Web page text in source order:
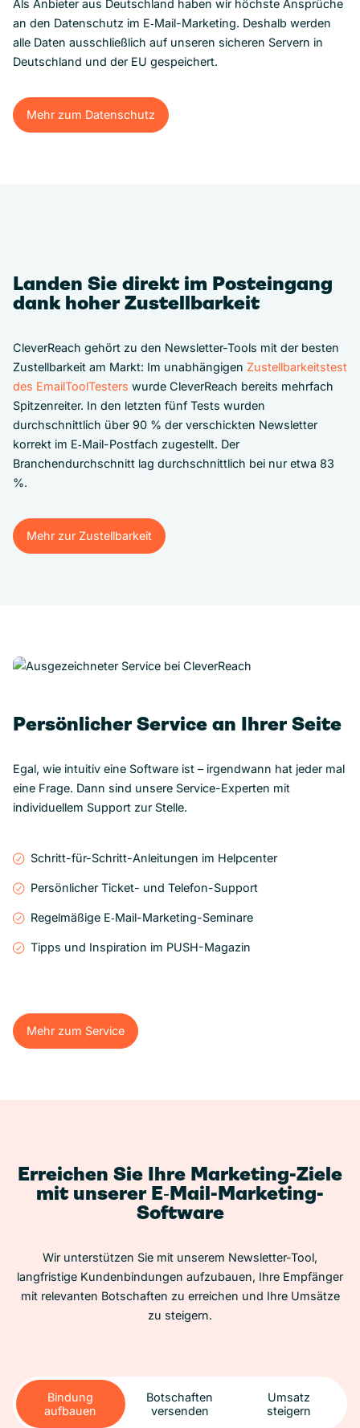
Als Anbieter aus Deutschland haben wir höchste Ansprüche
an den Datenschutz im E‑Mail-Marketing. Deshalb werden
alle Daten ausschließlich auf unseren sicheren Servern in
Deutschland und der EU gespeichert.
Mehr zum Datenschutz
Mehr zum Datenschutz
Landen Sie direkt im Posteingang
dank hoher Zustellbarkeit
CleverReach gehört zu den Newsletter-Tools mit der besten
Zustellbarkeit am Markt: Im unabhängigen Zustellbarkeitstest
des EmailToolTesters wurde CleverReach bereits mehrfach
Spitzenreiter. In den letzten fünf Tests wurden
durchschnittlich über 90 % der verschickten Newsletter
korrekt im E‑Mail-Postfach zugestellt. Der
Branchendurchschnitt lag durchschnittlich bei nur etwa 83
%.
Mehr zur Zustellbarkeit
Mehr zur Zustellbarkeit
Persönlicher Service an Ihrer Seite
Egal, wie intuitiv eine Software ist – irgendwann hat jeder mal
eine Frage. Dann sind unsere Service-Experten mit
individuellem Support zur Stelle.
Schritt-für-Schritt-Anleitungen im Helpcenter
Persönlicher Ticket- und Telefon-Support
Regelmäßige E‑Mail-Marketing-Seminare
Tipps und Inspiration im PUSH-Magazin
Mehr zum Service
Mehr zum Service
Erreichen Sie Ihre Marketing-Ziele
mit unserer E‑Mail-Marketing-
Software
Wir unterstützen Sie mit unserem Newsletter-Tool,
langfristige Kundenbindungen aufzubauen, Ihre Empfänger
mit relevanten Botschaften zu erreichen und Ihre Umsätze
zu steigern.
Bindung
aufbauen
Botschaften
versenden
Umsatz
steigern